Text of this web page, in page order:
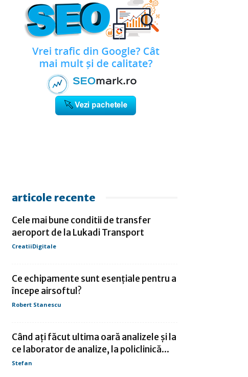
articole recente
Cele mai bune conditii de transfer
aeroport de la Lukadi Transport
CreatiiDigitale
Ce echipamente sunt esențiale pentru a
începe airsoftul?
Robert Stanescu
Când ați făcut ultima oară analizele și la
ce laborator de analize, la policlinică...
Stefan